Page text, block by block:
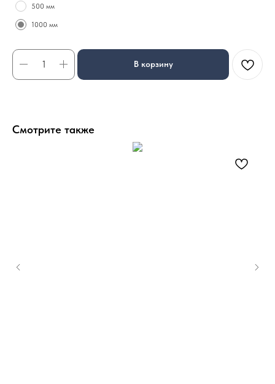
500 мм
1000 мм
В корзину
Смотрите также